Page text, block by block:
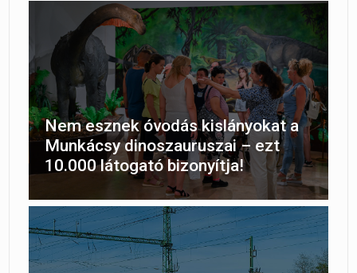
Nem esznek óvodás kislányokat a
Munkácsy dinoszauruszai – ezt
10.000 látogató bizonyítja!